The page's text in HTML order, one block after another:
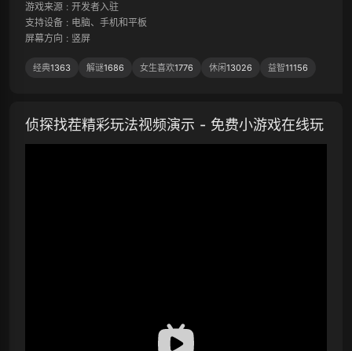
游戏来源 : 开发者入驻
支持设备 : 电脑、手机和平板
屏幕方向 : 竖屏
经典1363 解谜1686 女生喜欢1776 休闲13026 益智11156
侦探找茬精彩玩法视频演示 - 免费小游戏在线玩